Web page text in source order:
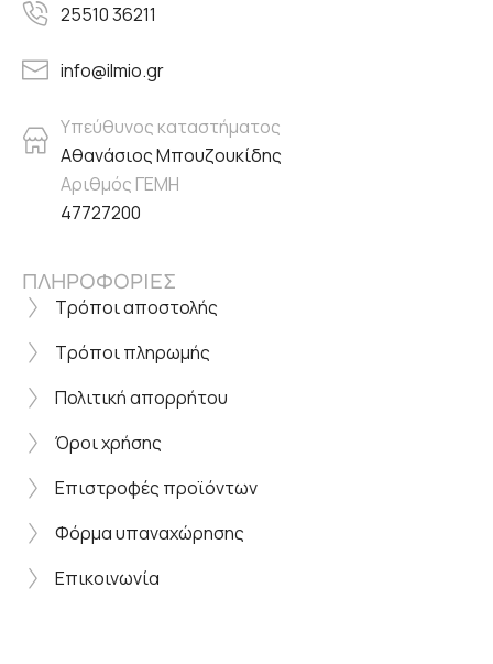
25510 36211
info@ilmio.gr
Υπεύθυνος καταστήματος
Αθανάσιος Μπουζουκίδης
Αριθμός ΓΕΜΗ
47727200
ΠΛΗΡΟΦΟΡΙΕΣ
Τρόποι αποστολής
Τρόποι πληρωμής
Πολιτική απορρήτου
Όροι χρήσης
Επιστροφές προϊόντων
Φόρμα υπαναχώρησης
Επικοινωνία